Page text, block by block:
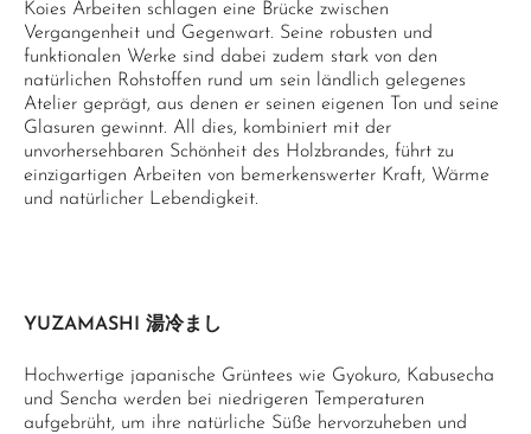
Koies Arbeiten schlagen eine Brücke zwischen
Vergangenheit und Gegenwart. Seine robusten und
funktionalen Werke sind dabei zudem stark von den
natürlichen Rohstoffen rund um sein ländlich gelegenes
Atelier geprägt, aus denen er seinen eigenen Ton und seine
Glasuren gewinnt. All dies, kombiniert mit der
unvorhersehbaren Schönheit des Holzbrandes, führt zu
einzigartigen Arbeiten von bemerkenswerter Kraft, Wärme
und natürlicher Lebendigkeit.
YUZAMASHI 湯冷まし
Hochwertige japanische Grüntees wie Gyokuro, Kabusecha
und Sencha werden bei niedrigeren Temperaturen
aufgebrüht, um ihre natürliche Süße hervorzuheben und